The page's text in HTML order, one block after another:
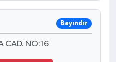
Bayındır
CAD. NO:16